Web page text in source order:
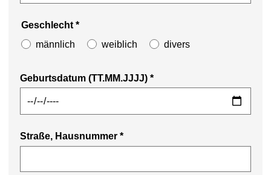
Geschlecht *
männlich
weiblich divers
Geburtsdatum (TT.MM.JJJJ) *
Straße, Hausnummer *